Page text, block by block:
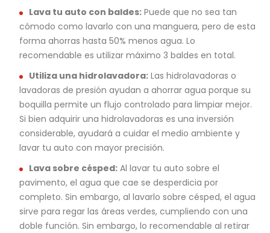
Lava tu auto con baldes: Puede que no sea tan
cómodo como lavarlo con una manguera, pero de esta
forma ahorras hasta 50% menos agua. Lo
recomendable es utilizar máximo 3 baldes en total.
Utiliza una hidrolavadora: Las hidrolavadoras o
lavadoras de presión ayudan a ahorrar agua porque su
boquilla permite un flujo controlado para limpiar mejor.
Si bien adquirir una hidrolavadoras es una inversión
considerable, ayudará a cuidar el medio ambiente y
lavar tu auto con mayor precisión.
Lava sobre césped: Al lavar tu auto sobre el
pavimento, el agua que cae se desperdicia por
completo. Sin embargo, al lavarlo sobre césped, el agua
sirve para regar las áreas verdes, cumpliendo con una
doble función. Sin embargo, lo recomendable al retirar